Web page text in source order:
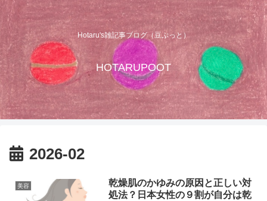
Hotaru's雑記事ブログ（豆ぷっと）
HOTARUPOOT
2026-02
美容
乾燥肌のかゆみの原因と正しい対
処法？日本女性の９割が自分は乾